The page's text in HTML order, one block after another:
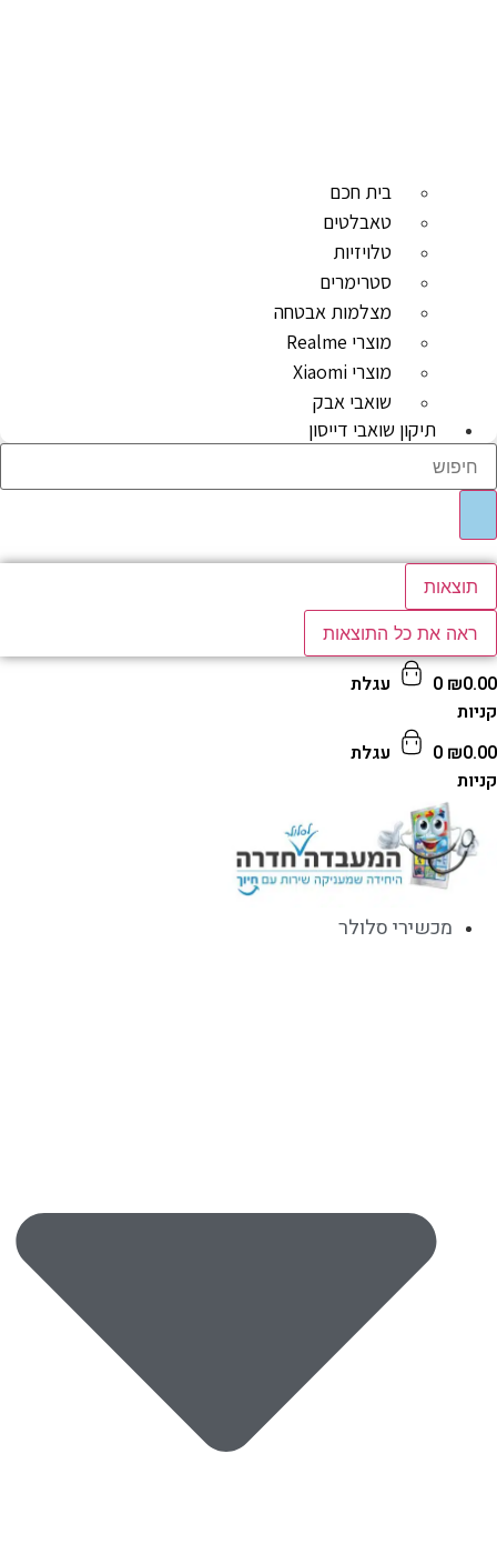
בית חכם
טאבלטים
טלויזיות
סטרימרים
מצלמות אבטחה
מוצרי Realme
מוצרי Xiaomi
שואבי אבק
תיקון שואבי דייסון
תוצאות
ראה את כל התוצאות
₪
0
עגלת
₪
0
עגלת
מכשירי סלולר